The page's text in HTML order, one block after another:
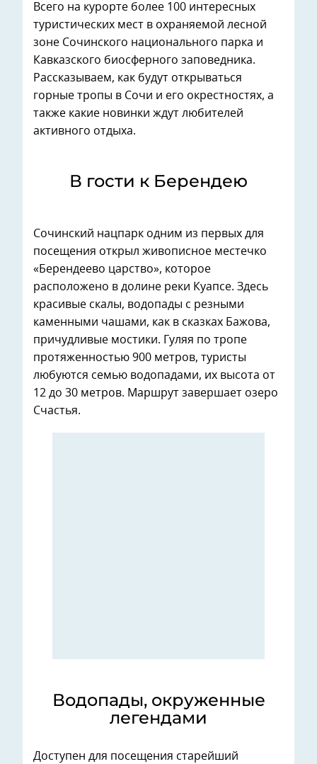
Всего на курорте более 100 интересных
туристических мест в охраняемой лесной
зоне Сочинского национального парка и
Кавказского биосферного заповедника.
Рассказываем, как будут открываться
горные тропы в Сочи и его окрестностях, а
также какие новинки ждут любителей
активного отдыха.
В гости к Берендею
Сочинский нацпарк одним из первых для
посещения открыл живописное местечко
«Берендеево царство», которое
расположено в долине реки Куапсе. Здесь
красивые скалы, водопады с резными
каменными чашами, как в сказках Бажова,
причудливые мостики. Гуляя по тропе
протяженностью 900 метров, туристы
любуются семью водопадами, их высота от
12 до 30 метров. Маршрут завершает озеро
Счастья.
Водопады, окруженные
легендами
Доступен для посещения старейший